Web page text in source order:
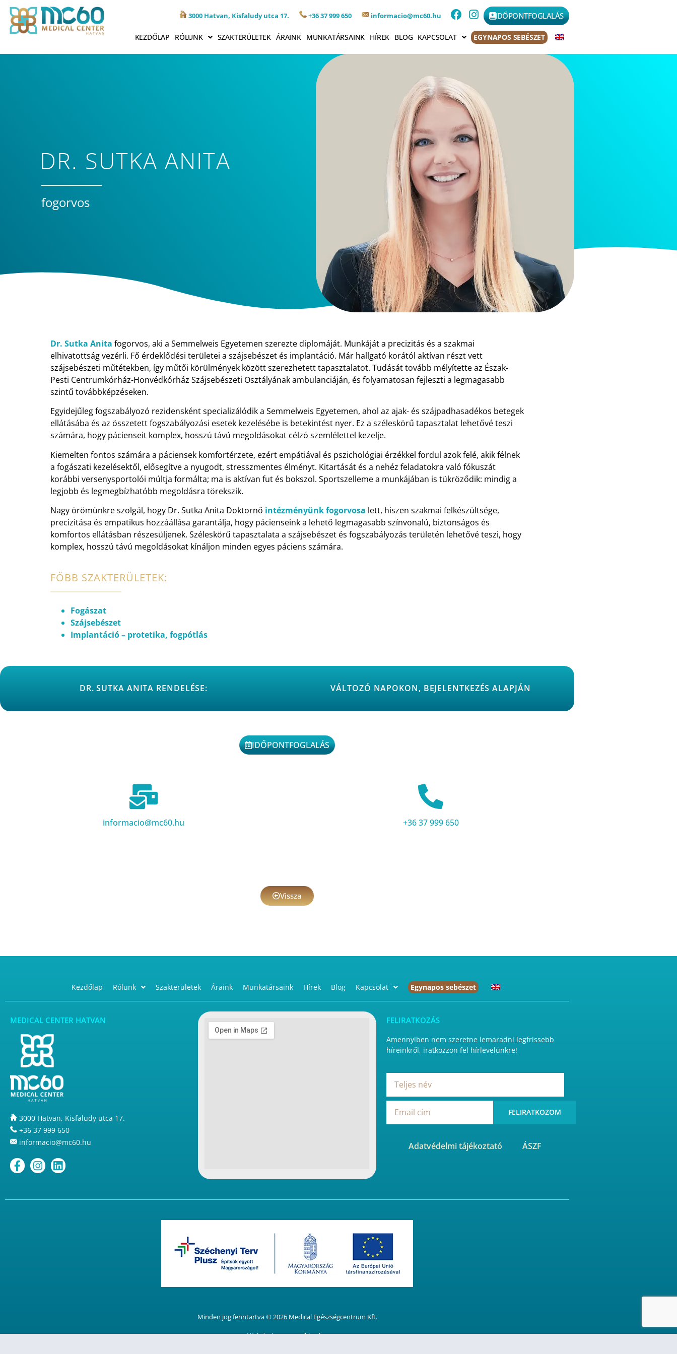
3000 Hatvan, Kisfaludy utca 17. +36 37 999 650 informacio@mc60.hu IDŐPONTFOGLALÁS
KEZDŐLAP RÓLUNK SZAKTERÜLETEK ÁRAINK MUNKATÁRSAINK HÍREK BLOG KAPCSOLAT EGYNAPOS SEBÉSZET
DR. SUTKA ANITA
fogorvos
Dr. Sutka Anita fogorvos, aki a Semmelweis Egyetemen szerezte diplomáját. Munkáját a precizitás és a szakmai
elhivatottság vezérli. Fő érdeklődési területei a szájsebészet és implantáció. Már hallgató korától aktívan részt vett
szájsebészeti műtétekben, így műtői körülmények között szerezhetett tapasztalatot. Tudását tovább mélyítette az Észak-
Pesti Centrumkórház-Honvédkórház Szájsebészeti Osztályának ambulanciáján, és folyamatosan fejleszti a legmagasabb
szintű továbbképzéseken.
Egyidejűleg fogszabályozó rezidensként specializálódik a Semmelweis Egyetemen, ahol az ajak- és szájpadhasadékos betegek
ellátásába és az összetett fogszabályozási esetek kezelésébe is betekintést nyer. Ez a széleskörű tapasztalat lehetővé teszi
számára, hogy pácienseit komplex, hosszú távú megoldásokat célzó szemlélettel kezelje.
Kiemelten fontos számára a páciensek komfortérzete, ezért empátiával és pszichológiai érzékkel fordul azok felé, akik félnek
a fogászati kezelésektől, elősegítve a nyugodt, stresszmentes élményt. Kitartását és a nehéz feladatokra való fókuszát
korábbi versenysportolói múltja formálta; ma is aktívan fut és bokszol. Sportszelleme a munkájában is tükröződik: mindig a
legjobb és legmegbízhatóbb megoldásra törekszik.
Nagy örömünkre szolgál, hogy Dr. Sutka Anita Doktornő intézményünk fogorvosa lett, hiszen szakmai felkészültsége,
precizitása és empatikus hozzáállása garantálja, hogy pácienseink a lehető legmagasabb színvonalú, biztonságos és
komfortos ellátásban részesüljenek. Széleskörű tapasztalata a szájsebészet és fogszabályozás területén lehetővé teszi, hogy
komplex, hosszú távú megoldásokat kínáljon minden egyes páciens számára.
FŐBB SZAKTERÜLETEK:
Fogászat
Szájsebészet
Implantáció – protetika, fogpótlás
DR. SUTKA ANITA RENDELÉSE: VÁLTOZÓ NAPOKON, BEJELENTKEZÉS ALAPJÁN
IDŐPONTFOGLALÁS
informacio@mc60.hu +36 37 999 650
Vissza
Kezdőlap Rólunk Szakterületek Áraink Munkatársaink Hírek Blog Kapcsolat Egynapos sebészet
MEDICAL CENTER HATVAN
3000 Hatvan, Kisfaludy utca 17.
+36 37 999 650
informacio@mc60.hu
FELIRATKOZÁS
Amennyiben nem szeretne lemaradni legfrissebb
híreinkről, iratkozzon fel hírlevelünkre!
FELIRATKOZOM
Adatvédelmi tájékoztató ÁSZF
Minden jog fenntartva © 2026Medical Egészségcentrum Kft.
Webdesign:veresviktor.hu